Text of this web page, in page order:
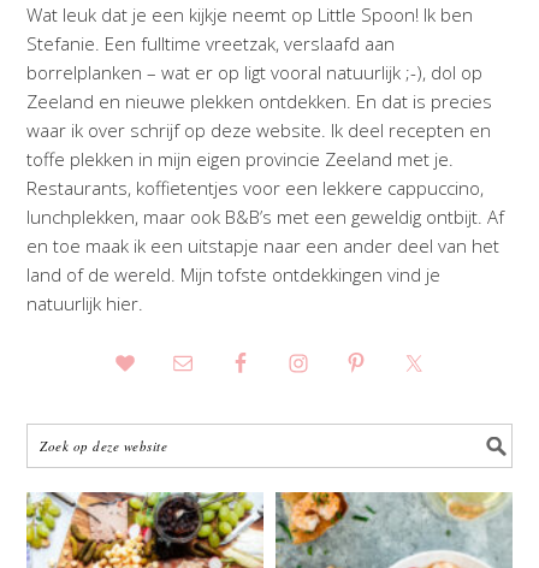
Wat leuk dat je een kijkje neemt op Little Spoon! Ik ben
Stefanie. Een fulltime vreetzak, verslaafd aan
borrelplanken – wat er op ligt vooral natuurlijk ;-), dol op
Zeeland en nieuwe plekken ontdekken. En dat is precies
waar ik over schrijf op deze website. Ik deel recepten en
toffe plekken in mijn eigen provincie Zeeland met je.
Restaurants, koffietentjes voor een lekkere cappuccino,
lunchplekken, maar ook B&B’s met een geweldig ontbijt. Af
en toe maak ik een uitstapje naar een ander deel van het
land of de wereld. Mijn tofste ontdekkingen vind je
natuurlijk hier.